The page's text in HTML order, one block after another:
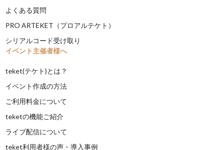
よくある質問
PRO ARTEKET（プロアルテケト）
シリアルコード受け取り
イベント主催者様へ
teket(テケト)とは？
イベント作成の方法
ご利用料金について
teketの機能ご紹介
ライブ配信について
teket利用者様の声・導入事例